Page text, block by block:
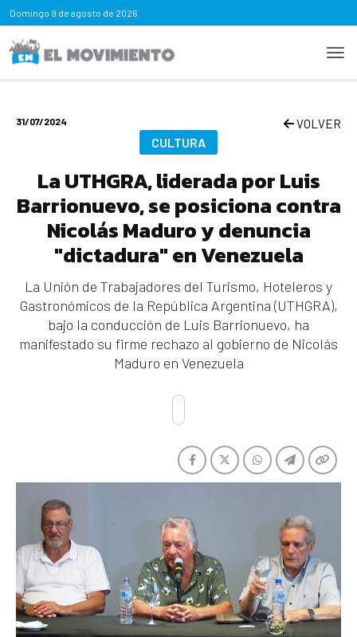
Domingo 9 de agosto de 2026
31/07/2024 VOLVER
CULTURA
La UTHGRA, liderada por Luis
Barrionuevo, se posiciona contra
Nicolás Maduro y denuncia
"dictadura" en Venezuela
La Unión de Trabajadores del Turismo, Hoteleros y
Gastronómicos de la República Argentina (UTHGRA),
bajo la conducción de Luis Barrionuevo, ha
manifestado su firme rechazo al gobierno de Nicolás
Maduro en Venezuela